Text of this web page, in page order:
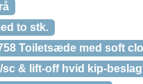
to stk.
Toiletsæde med soft
& lift-off hvid kip-beslag